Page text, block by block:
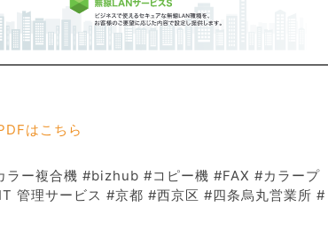
はこちら
ラー複合機 #bizhub #コピー機 #FAX #カラープ
管理サービス #京都 #西京区 #四条烏丸営業所 #